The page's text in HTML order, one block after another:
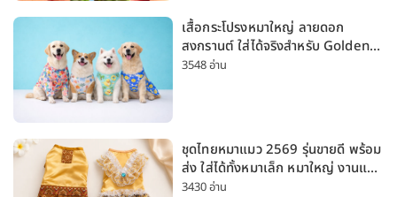
เสื้อกระโปรงหมาใหญ่ ลายดอก
สงกรานต์ ใส่ได้จริงสำหรับ Golden
Husky Labrador [อัปเดต 2026]
3548 อ่าน
ชุดไทยหมาแมว 2569 รุ่นขายดี พร้อม
ส่ง ใส่ได้ทั้งหมาเล็ก หมาใหญ่ งานแต่ง
สงกรานต์ ลอยกระทง
3430 อ่าน